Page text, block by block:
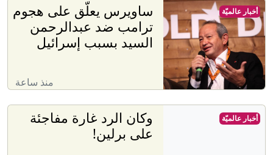
ساويرس يعلّق على هجوم
ترامب ضد عبدالرحمن
السيد بسبب إسرائيل
منذ ساعة
أخبار عالميّة
وكان الرد غارة مفاجئة
على برلين!
أخبار عالميّة